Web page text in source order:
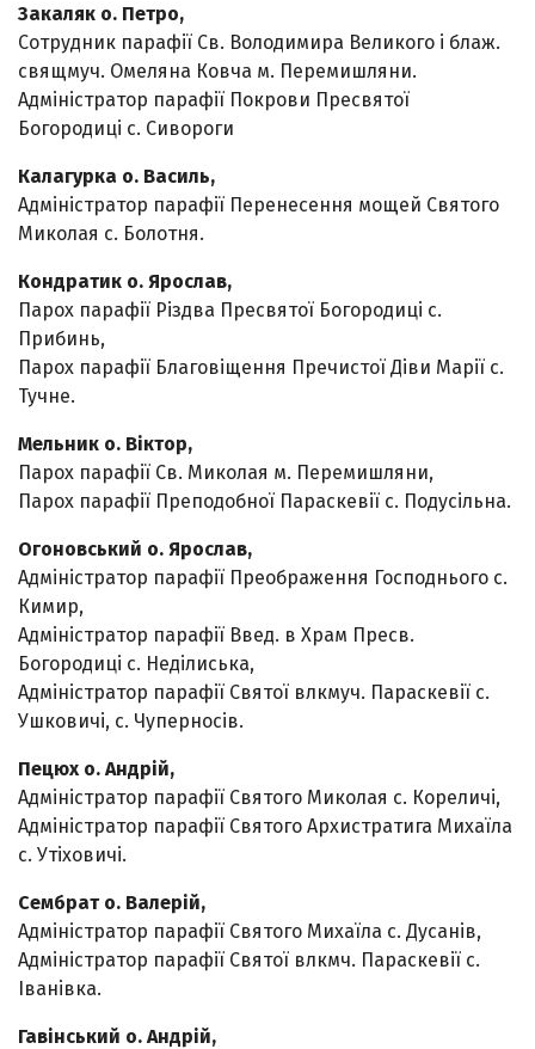
Закаляк о. Петро,
Сотрудник парафії Св. Володимира Великого і блаж.
свящмуч. Омеляна Ковча м. Перемишляни.
Адміністратор парафії Покрови Пресвятої
Богородиці с. Сивороги
Калагурка о. Василь,
Адміністратор парафії Перенесення мощей Святого
Миколая с. Болотня.
Кондратик о. Ярослав,
Парох парафії Різдва Пресвятої Богородиці с.
Прибинь,
Парох парафії Благовіщення Пречистої Діви Марії с.
Тучне.
Мельник о. Віктор,
Парох парафії Св. Миколая м. Перемишляни,
Парох парафії Преподобної Параскевії с. Подусільна.
Огоновський о. Ярослав,
Адміністратор парафії Преображення Господнього с.
Кимир,
Адміністратор парафії Введ. в Храм Пресв.
Богородиці с. Неділиська,
Адміністратор парафії Святої влкмуч. Параскевії с.
Ушковичі, с. Чуперносів.
Пецюх о. Андрій,
Адміністратор парафії Святого Миколая с. Кореличі,
Адміністратор парафії Святого Архистратига Михаїла
с. Утіховичі.
Сембрат о. Валерій,
Адміністратор парафії Святого Михаїла с. Дусанів,
Адміністратор парафії Святої влкмч. Параскевії с.
Іванівка.
Гавінський о. Андрій,